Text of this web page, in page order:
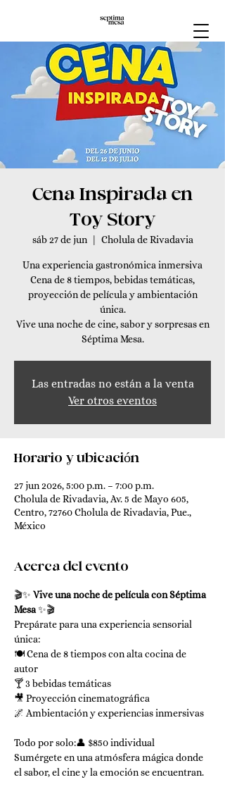
Cena Inspirada en
Toy Story
sáb 27 de jun
  |
Cholula de Rivadavia
Una experiencia gastronómica inmersiva
Cena de 8 tiempos, bebidas temáticas,
proyección de película y ambientación
única.
Vive una noche de cine, sabor y sorpresas en
Séptima Mesa.
Las entradas no están a la venta
Ver otros eventos
Horario y ubicación
27 jun 2026, 5:00 p.m. – 7:00 p.m.
Cholula de Rivadavia, Av. 5 de Mayo 605,
Centro, 72760 Cholula de Rivadavia, Pue.,
México
Acerca del evento
🎬✨ Vive una noche de película con Séptima
Mesa ✨🎬
Prepárate para una experiencia sensorial
única:
🍽️ Cena de 8 tiempos con alta cocina de
autor
🍸 3 bebidas temáticas
🎥 Proyección cinematográfica
🌌 Ambientación y experiencias inmersivas
Todo por solo:👤 $850 individual
Sumérgete en una atmósfera mágica donde
el sabor, el cine y la emoción se encuentran.